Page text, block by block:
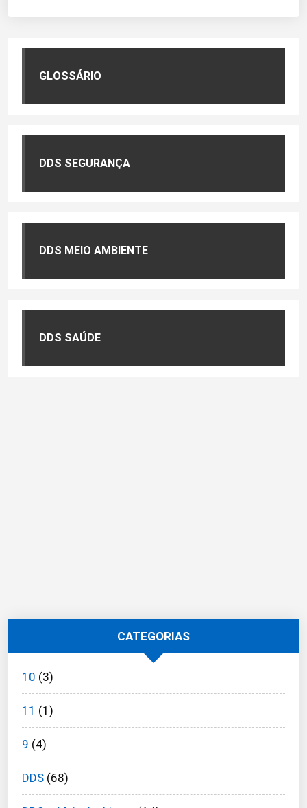
GLOSSÁRIO
DDS SEGURANÇA
DDS MEIO AMBIENTE
DDS SAÚDE
CATEGORIAS
10 (3)
11 (1)
9 (4)
DDS (68)